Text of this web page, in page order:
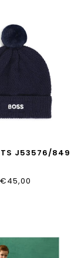
J53576/849
€45,00